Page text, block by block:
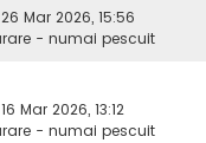
26 Mar 2026, 15:56
- numai pescuit
16 Mar 2026, 13:12
- numai pescuit